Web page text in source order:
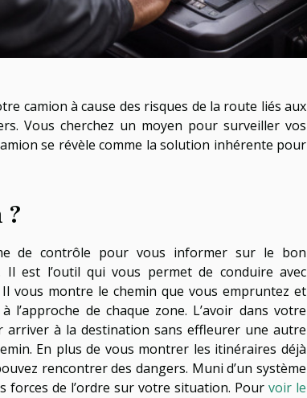
camion à cause des risques de la route liés aux
Vous cherchez un moyen pour surveiller vos
se révèle comme la solution inhérente pour
?
de contrôle pour vous informer sur le bon
est l’outil qui vous permet de conduire avec
vous montre le chemin que vous empruntez et
de chaque zone. L’avoir dans votre
à la destination sans effleurer une autre
En plus de vous montrer les itinéraires déjà
rencontrer des dangers. Muni d’un système
forces de l’ordre sur votre situation. Pour voir le